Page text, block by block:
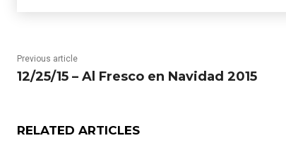
Previous article
12/25/15 – Al Fresco en Navidad 2015
RELATED ARTICLES